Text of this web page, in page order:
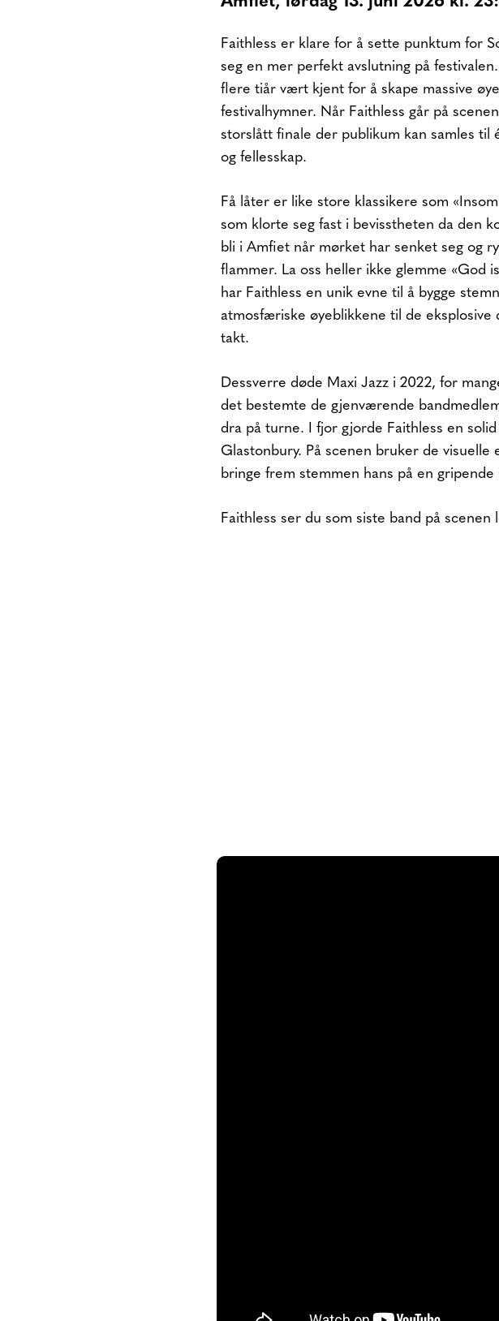
Faithless er klare for å sette punktum for
seg en mer perfekt avslutning på
flere tiår vært kjent for å skape massive
festivalhymner. Når Faithless går på
storslått finale der publikum kan samles til
og fellesskap.
Få låter er like store klassikere som
som klorte seg fast i bevisstheten da den
bli i Amfiet når mørket har senket seg og
flammer. La oss heller ikke glemme «God
har Faithless en unik evne til å bygge
atmosfæriske øyeblikkene til de
takt.
Dessverre døde Maxi Jazz i 2022, for
det bestemte de gjenværende
dra på turne. I fjor gjorde Faithless en
Glastonbury. På scenen bruker de
bringe frem stemmen hans på en gripende
Faithless ser du som siste band på scenen